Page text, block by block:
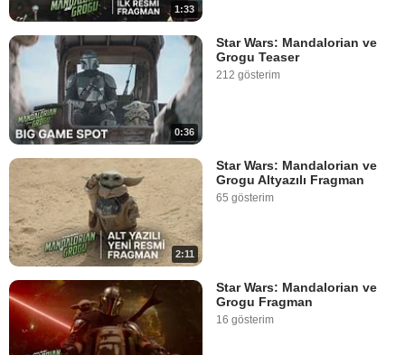
1:33
0:36
Star Wars: Mandalorian ve
Grogu Teaser
212 gösterim
2:11
Star Wars: Mandalorian ve
Grogu Altyazılı Fragman
65 gösterim
Star Wars: Mandalorian ve
Grogu Fragman
16 gösterim